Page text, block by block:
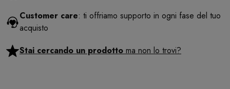
Customer care: ti offriamo supporto in ogni fase del tuo
acquisto
Stai cercando un prodotto ma non lo trovi?